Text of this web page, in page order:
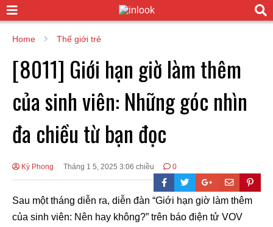
Home Thế giới trẻ
[8011] Giới hạn giờ làm thêm
của sinh viên: Những góc nhìn
đa chiều từ bạn đọc
Kỳ Phong Tháng 1 5, 2025 3:06 chiều 0
Sau một tháng diễn ra, diễn đàn “Giới hạn giờ làm thêm
của sinh viên: Nên hay không?” trên báo điện tử VOV